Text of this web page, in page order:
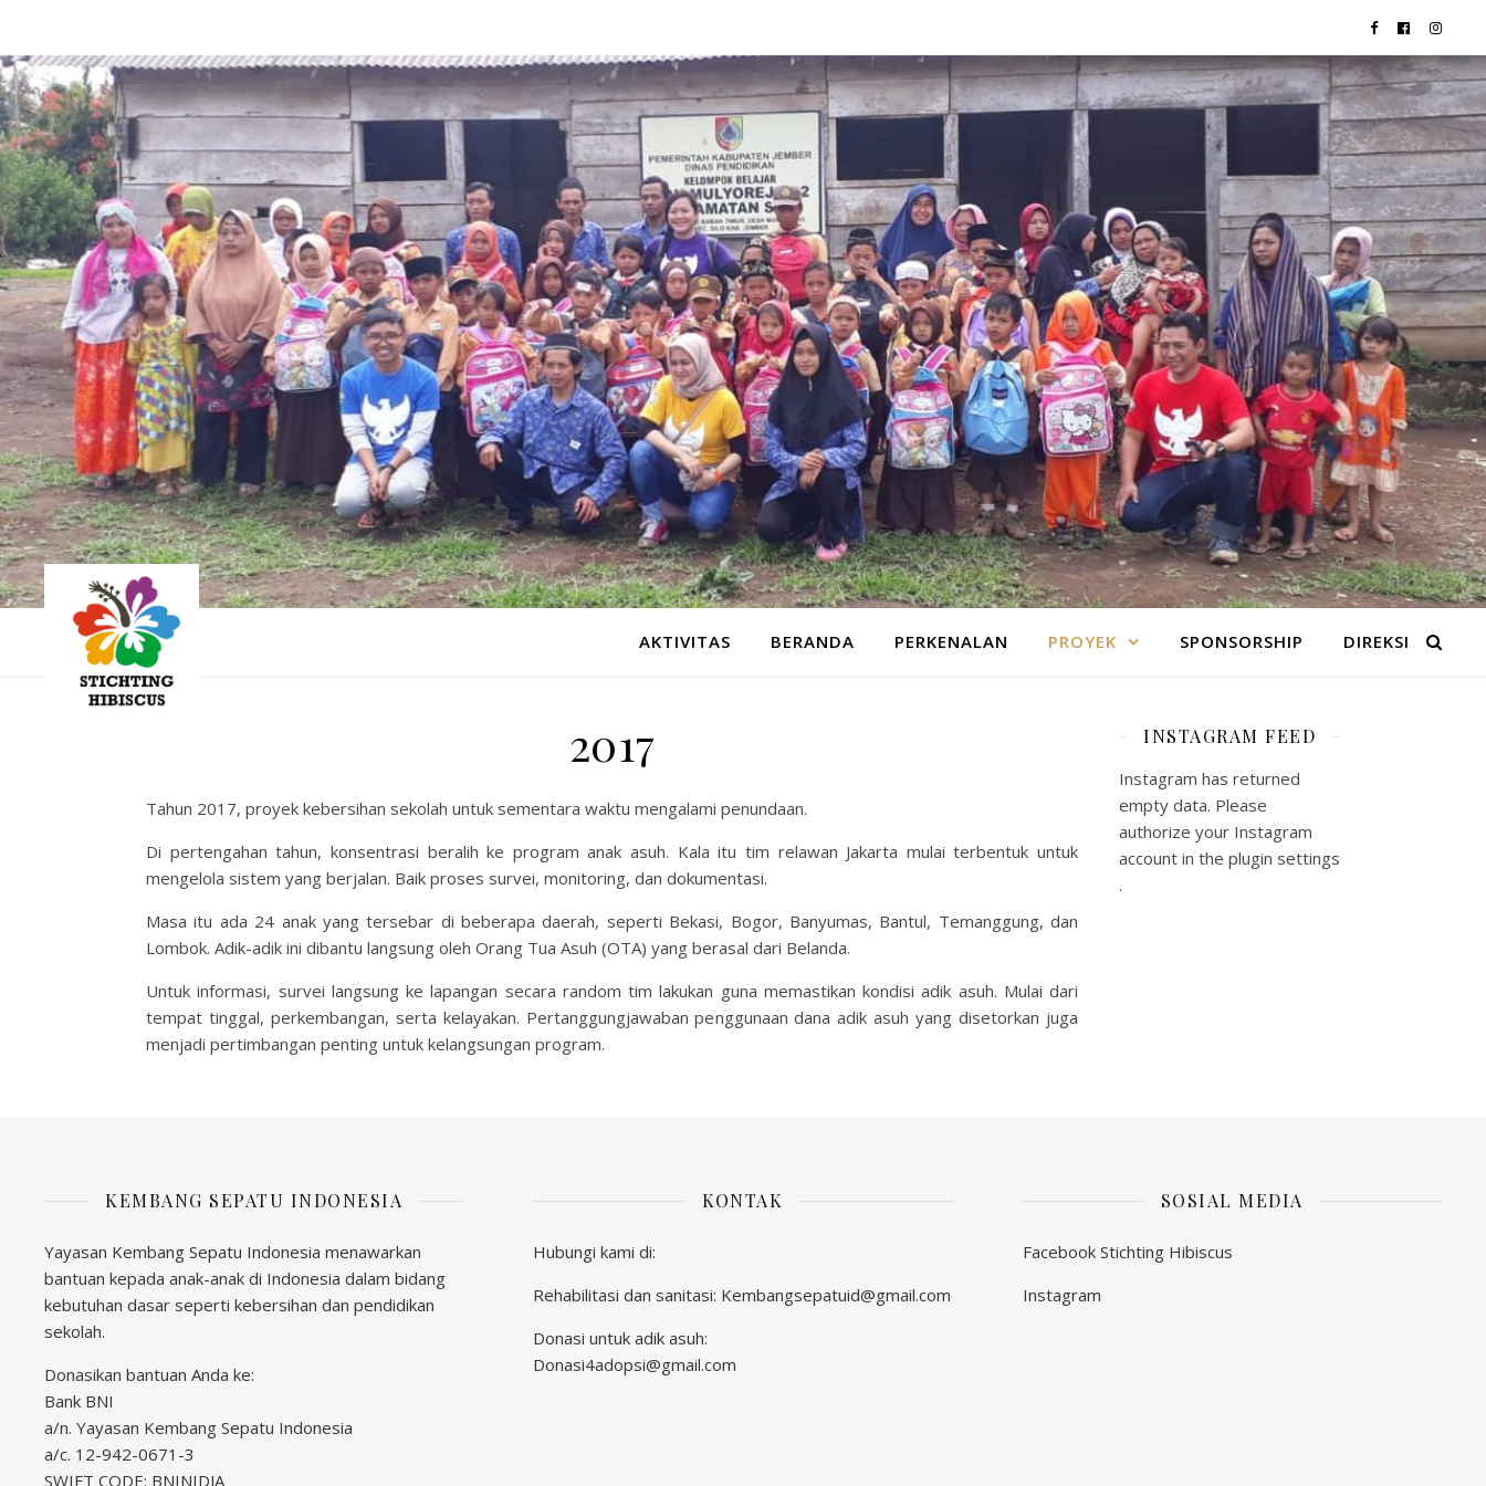
AKTIVITAS BERANDA PERKENALAN PROYEK SPONSORSHIP DIREKSI
2017
Tahun 2017, proyek kebersihan sekolah untuk sementara waktu mengalami penundaan.
Di pertengahan tahun, konsentrasi beralih ke program anak asuh. Kala itu tim relawan Jakarta mulai terbentuk untuk
mengelola sistem yang berjalan. Baik proses survei, monitoring, dan dokumentasi.
Masa itu ada 24 anak yang tersebar di beberapa daerah, seperti Bekasi, Bogor, Banyumas, Bantul, Temanggung, dan
Lombok. Adik-adik ini dibantu langsung oleh Orang Tua Asuh (OTA) yang berasal dari Belanda.
Untuk informasi, survei langsung ke lapangan secara random tim lakukan guna memastikan kondisi adik asuh. Mulai dari
tempat tinggal, perkembangan, serta kelayakan. Pertanggungjawaban penggunaan dana adik asuh yang disetorkan juga
menjadi pertimbangan penting untuk kelangsungan program.
INSTAGRAM FEED
Instagram has returned
empty data. Please
authorize your Instagram
account in the plugin settings
.
KEMBANG SEPATU INDONESIA
Yayasan Kembang Sepatu Indonesia menawarkan
bantuan kepada anak-anak di Indonesia dalam bidang
kebutuhan dasar seperti kebersihan dan pendidikan
sekolah.
Donasikan bantuan Anda ke:
Bank BNI
a/n. Yayasan Kembang Sepatu Indonesia
a/c. 12-942-0671-3
SWIFT CODE: BNINIDJA
KONTAK
Hubungi kami di:
Rehabilitasi dan sanitasi: Kembangsepatuid@gmail.com
Donasi untuk adik asuh:
Donasi4adopsi@gmail.com
SOSIAL MEDIA
Facebook Stichting Hibiscus
Instagram